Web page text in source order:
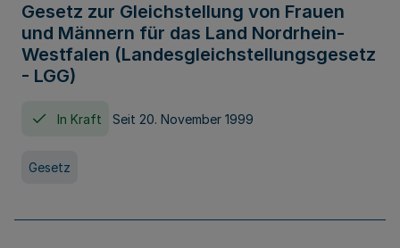
Gesetz zur Gleichstellung von Frauen
und Männern für das Land Nordrhein-
Westfalen (Landesgleichstellungsgesetz
- LGG)
In Kraft Seit 20. November 1999
Gesetz